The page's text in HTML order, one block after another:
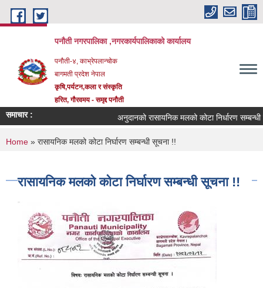
Skip to main content
पनौती नगरपालिका ,नगरकार्यपालिकाको कार्यालय
पनौती-४, काभ्रेपलान्चोक
बागमती प्रदेश नेपाल
कृषि,पर्यटन,कला र संस्कृति
हरित, गौरवमय - समृद्द पनौती
समाचार : अनुदानको रासायनिक मलको कोटा निर्धारण सम्बन्धी
You are here
Home » रासायनिक मलको कोटा निर्घारण सम्बन्धी सूचना !!
रासायनिक मलको कोटा निर्घारण सम्बन्धी सूचना !!